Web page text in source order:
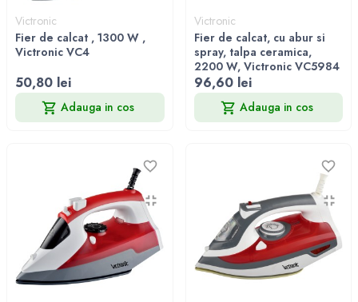
Victronic
Fier de calcat , 1300 W ,
Victronic VC4
50,80 lei
Adauga in cos
Victronic
Fier de calcat, cu abur si
spray, talpa ceramica,
2200 W, Victronic VC5984
96,60 lei
Adauga in cos